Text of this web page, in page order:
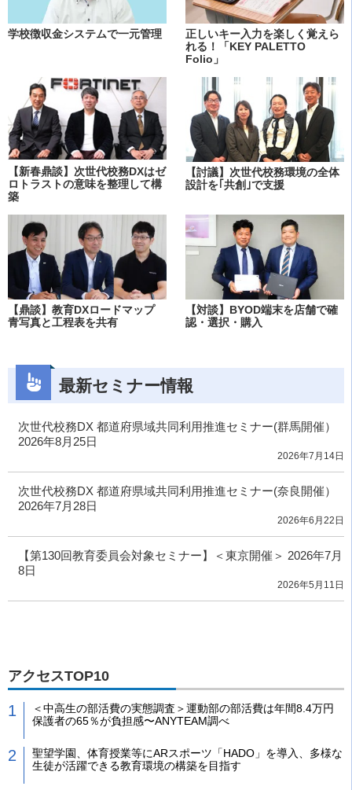
学校徴収金システムで一元管理
正しいキー入力を楽しく覚えら
れる！「KEY PALETTO
Folio」
【新春鼎談】次世代校務DXはゼ
ロトラストの意味を整理して構
築
【討議】次世代校務環境の全体
設計を｢共創｣で支援
【鼎談】教育DXロードマップ
青写真と工程表を共有
【対談】BYOD端末を店舗で確
認・選択・購入
最新セミナー情報
次世代校務DX 都道府県域共同利用推進セミナー(群馬開催）
2026年8月25日
2026年7月14日
次世代校務DX 都道府県域共同利用推進セミナー(奈良開催）
2026年7月28日
2026年6月22日
【第130回教育委員会対象セミナー】＜東京開催＞ 2026年7月
8日
2026年5月11日
アクセスTOP10
＜中高生の部活費の実態調査＞運動部の部活費は年間8.4万円
保護者の65％が負担感〜ANYTEAM調べ
聖望学園、体育授業等にARスポーツ「HADO」を導入、多様な
生徒が活躍できる教育環境の構築を目指す